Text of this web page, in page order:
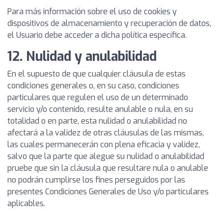
Para más información sobre el uso de cookies y
dispositivos de almacenamiento y recuperación de datos,
el Usuario debe acceder a dicha política específica.
12. Nulidad y anulabilidad
En el supuesto de que cualquier cláusula de estas
condiciones generales o, en su caso, condiciones
particulares que regulen el uso de un determinado
servicio y/o contenido, resulte anulable o nula, en su
totalidad o en parte, esta nulidad o anulabilidad no
afectará a la validez de otras cláusulas de las mismas,
las cuales permanecerán con plena eficacia y validez,
salvo que la parte que alegue su nulidad o anulabilidad
pruebe que sin la cláusula que resultare nula o anulable
no podrán cumplirse los fines perseguidos por las
presentes Condiciones Generales de Uso y/o particulares
aplicables.